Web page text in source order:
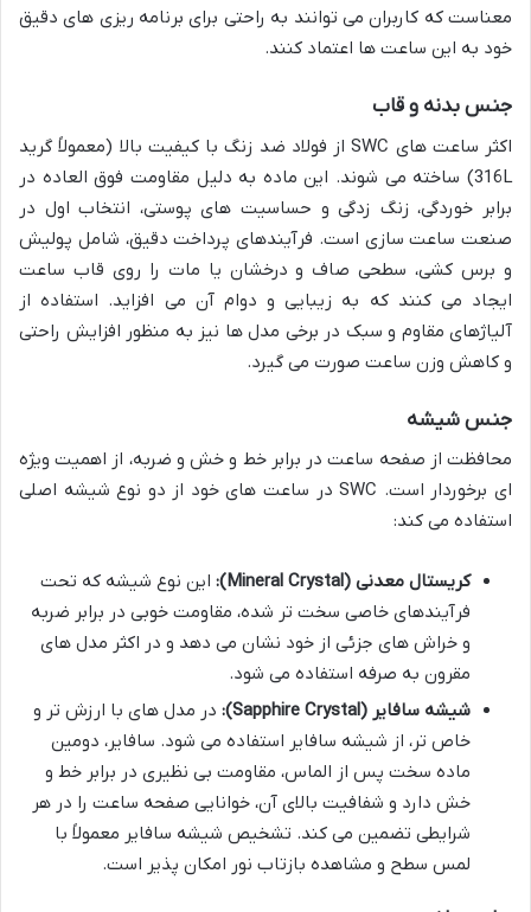
معناست که کاربران می توانند به راحتی برای برنامه ریزی های دقیق
خود به این ساعت ها اعتماد کنند.
جنس بدنه و قاب
اکثر ساعت های SWC از فولاد ضد زنگ با کیفیت بالا (معمولاً گرید
316L) ساخته می شوند. این ماده به دلیل مقاومت فوق العاده در
برابر خوردگی، زنگ زدگی و حساسیت های پوستی، انتخاب اول در
صنعت ساعت سازی است. فرآیندهای پرداخت دقیق، شامل پولیش
و برس کشی، سطحی صاف و درخشان یا مات را روی قاب ساعت
ایجاد می کنند که به زیبایی و دوام آن می افزاید. استفاده از
آلیاژهای مقاوم و سبک در برخی مدل ها نیز به منظور افزایش راحتی
و کاهش وزن ساعت صورت می گیرد.
جنس شیشه
محافظت از صفحه ساعت در برابر خط و خش و ضربه، از اهمیت ویژه
ای برخوردار است. SWC در ساعت های خود از دو نوع شیشه اصلی
استفاده می کند:
کریستال معدنی (Mineral Crystal):
این نوع شیشه که تحت
فرآیندهای خاصی سخت تر شده، مقاومت خوبی در برابر ضربه
و خراش های جزئی از خود نشان می دهد و در اکثر مدل های
مقرون به صرفه استفاده می شود.
شیشه سافایر (Sapphire Crystal):
در مدل های با ارزش تر و
خاص تر، از شیشه سافایر استفاده می شود. سافایر، دومین
ماده سخت پس از الماس، مقاومت بی نظیری در برابر خط و
خش دارد و شفافیت بالای آن، خوانایی صفحه ساعت را در هر
شرایطی تضمین می کند. تشخیص شیشه سافایر معمولاً با
لمس سطح و مشاهده بازتاب نور امکان پذیر است.